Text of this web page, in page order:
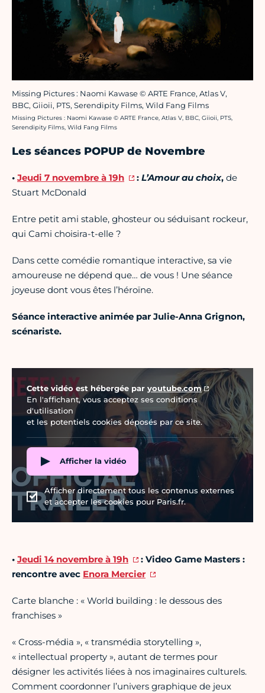
Missing Pictures : Naomi Kawase © ARTE France, Atlas V,
BBC, Giioii, PTS, Serendipity Films, Wild Fang Films
Crédit photo :
Missing Pictures : Naomi Kawase © ARTE France, Atlas V, BBC, Giioii, PTS,
Serendipity Films, Wild Fang Films
Les séances POPUP de Novembre
• Jeudi 7 novembre à 19h : L’Amour au choix, de
Stuart McDonald
Entre petit ami stable, ghosteur ou séduisant rockeur,
qui Cami choisira-t-elle ?
Dans cette comédie romantique interactive, sa vie
amoureuse ne dépend que… de vous ! Une séance
joyeuse dont vous êtes l’héroïne.
Séance interactive animée par Julie-Anna Grignon,
scénariste.
Cette vidéo est hébergée par youtube.com
En l'affichant, vous acceptez ses conditions
d'utilisation
et les potentiels cookies déposés par ce site.
Afficher la vidéo
Afficher directement tous les contenus externes
et accepter les cookies pour Paris.fr.
• Jeudi 14 novembre à 19h : Video Game Masters :
rencontre avec Enora Mercier
Carte blanche : « World building : le dessous des
franchises »
« Cross-média », « transmédia storytelling »,
« intellectual property », autant de termes pour
désigner les activités liées à nos imaginaires culturels.
Comment coordonner l’univers graphique de jeux